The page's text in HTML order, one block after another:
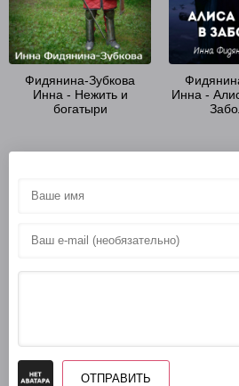
Фидянина-Зубкова
Инна - Нежить и
богатыри
Инна -
ОТПРАВИТЬ